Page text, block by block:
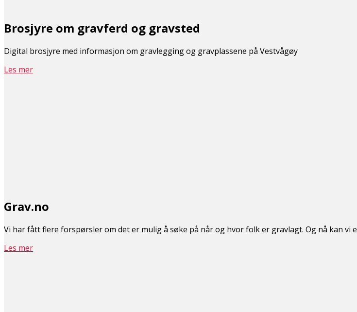
Brosjyre om gravferd og gravsted
Digital brosjyre med informasjon om gravlegging og gravplassene på Vestvågøy
Les mer
Grav.no
Vi har fått flere forspørsler om det er mulig å søke på når og hvor folk er gravlagt. Og nå kan vi
Les mer